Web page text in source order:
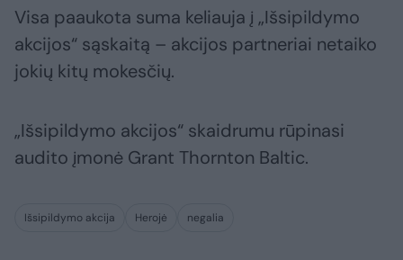
Visa paaukota suma keliauja į „Išsipildymo
akcijos“ sąskaitą – akcijos partneriai netaiko
jokių kitų mokesčių.
„Išsipildymo akcijos“ skaidrumu rūpinasi
audito įmonė Grant Thornton Baltic.
Išsipildymo akcija Herojė negalia